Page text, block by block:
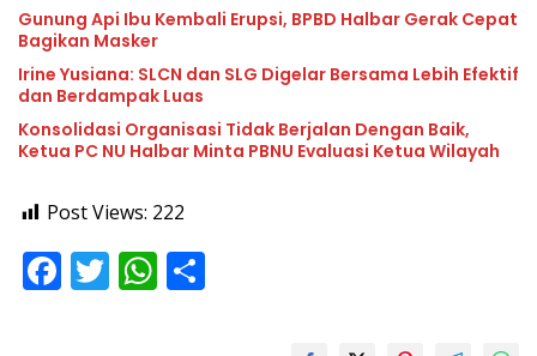
Gunung Api Ibu Kembali Erupsi, BPBD Halbar Gerak Cepat
Bagikan Masker
Irine Yusiana: SLCN dan SLG Digelar Bersama Lebih Efektif
dan Berdampak Luas
Konsolidasi Organisasi Tidak Berjalan Dengan Baik,
Ketua PC NU Halbar Minta PBNU Evaluasi Ketua Wilayah
Post Views: 222
F T W